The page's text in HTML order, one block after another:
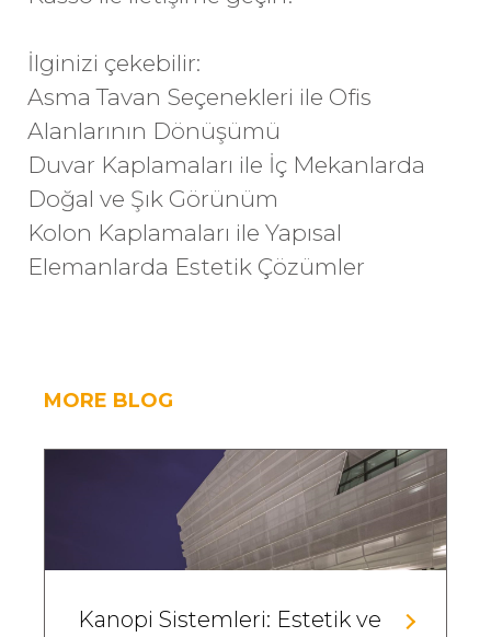
İlginizi çekebilir:
Asma Tavan Seçenekleri ile Ofis
Alanlarının Dönüşümü
Duvar Kaplamaları ile İç Mekanlarda
Doğal ve Şık Görünüm
Kolon Kaplamaları ile Yapısal
Elemanlarda Estetik Çözümler
MORE BLOG
Kanopi Sistemleri: Estetik ve